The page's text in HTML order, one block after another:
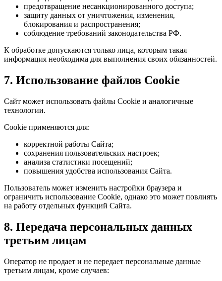
предотвращение несанкционированного доступа;
защиту данных от уничтожения, изменения,
блокирования и распространения;
соблюдение требований законодательства РФ.
К обработке допускаются только лица, которым такая
информация необходима для выполнения своих обязанностей.
7. Использование файлов Cookie
Сайт может использовать файлы Cookie и аналогичные
технологии.
Cookie применяются для:
корректной работы Сайта;
сохранения пользовательских настроек;
анализа статистики посещений;
повышения удобства использования Сайта.
Пользователь может изменить настройки браузера и
ограничить использование Cookie, однако это может повлиять
на работу отдельных функций Сайта.
8. Передача персональных данных
третьим лицам
Оператор не продает и не передает персональные данные
третьим лицам, кроме случаев: